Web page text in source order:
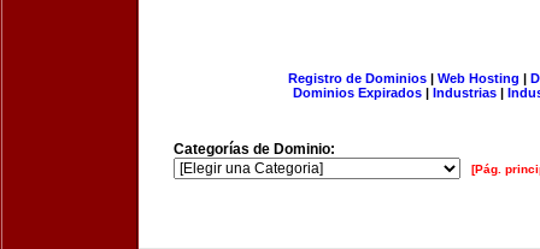
Registro de Dominios| Web Hosting |
Dominios Expirados | Industrias |
Categorías de Dominio:
[Pág.